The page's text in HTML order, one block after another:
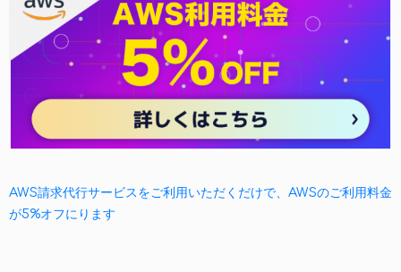
AWS請求代行サービスをご利用いただくだけで、AWSのご利用料金
が5%オフにります